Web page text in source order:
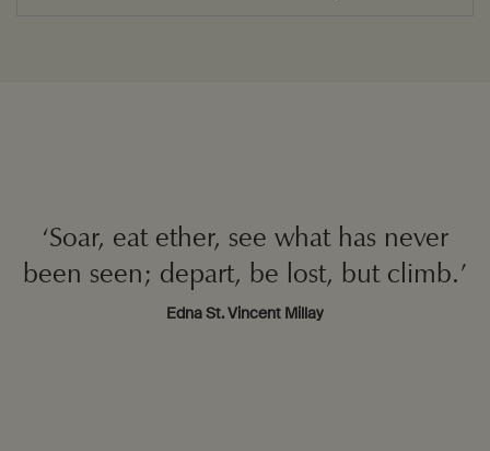
‘Soar, eat ether, see what has never
been seen; depart, be lost, but climb.’
Edna St. Vincent Millay